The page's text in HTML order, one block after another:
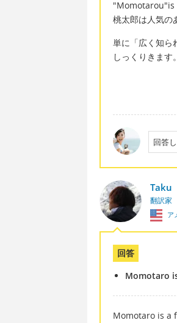
"Momotarou"is
桃太郎は人気の
単に「広く知ら
しっくりきます。
回答
Taku
翻訳家
ア
回答
Momotaro
Momotaro is a